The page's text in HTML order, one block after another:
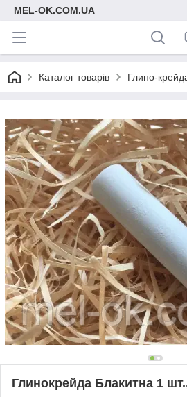
MEL-OK.COM.UA
Каталог товарів Глино-
Глинокрейда Блакитна 1